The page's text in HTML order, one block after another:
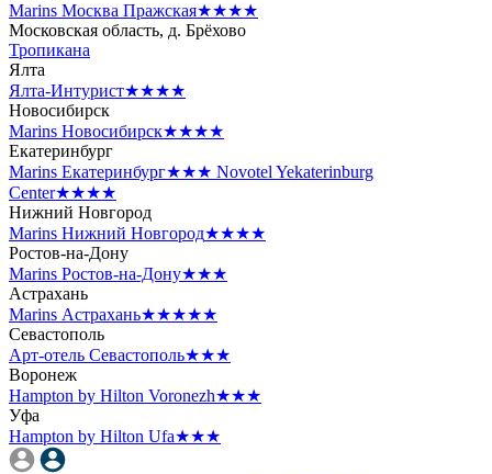
Marins Москва Пражская★★★★
Московская область, д. Брёхово
Тропикана
Ялта
Ялта-Интурист★★★★
Новосибирск
Marins Новосибирск★★★★
Екатеринбург
Marins Екатеринбург★★★ Novotel Yekaterinburg
Center★★★★
Нижний Новгород
Marins Нижний Новгород★★★★
Ростов-на-Дону
Marins Ростов-на-Дону★★★
Астрахань
Marins Астрахань★★★★★
Севастополь
Арт-отель Севастополь★★★
Воронеж
Hampton by Hilton Voronezh★★★
Уфа
Hampton by Hilton Ufa★★★